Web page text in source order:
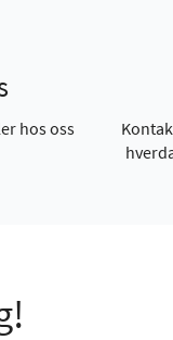
hos oss